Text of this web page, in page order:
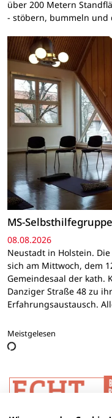
über 200 Metern
- stöbern, bummeln und
MS-Selbsthilfegruppe
08.08.2026
Neustadt in Holstein.
sich am Mittwoch, dem
Gemeindesaal der kath.
Danziger Straße 48 zu
Erfahrungsaustausch.
Meistgelesen